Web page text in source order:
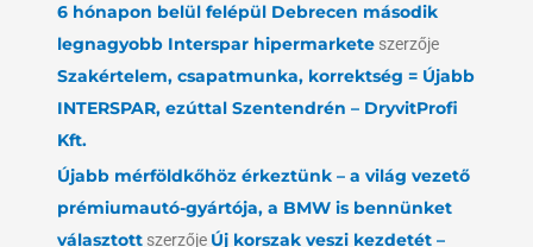
6 hónapon belül felépül Debrecen második
legnagyobb Interspar hipermarkete szerzője
Szakértelem, csapatmunka, korrektség = Újabb
INTERSPAR, ezúttal Szentendrén – DryvitProfi
Kft.
Újabb mérföldkőhöz érkeztünk – a világ vezető
prémiumautó-gyártója, a BMW is bennünket
választott szerzője Új korszak veszi kezdetét –